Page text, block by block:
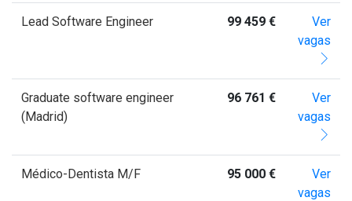
Lead Software Engineer 99 459 €
Ver
vagas
Graduate software engineer
(Madrid)
96 761 €
Ver
vagas
Médico-Dentista M/F 95 000 €
Ver
vagas